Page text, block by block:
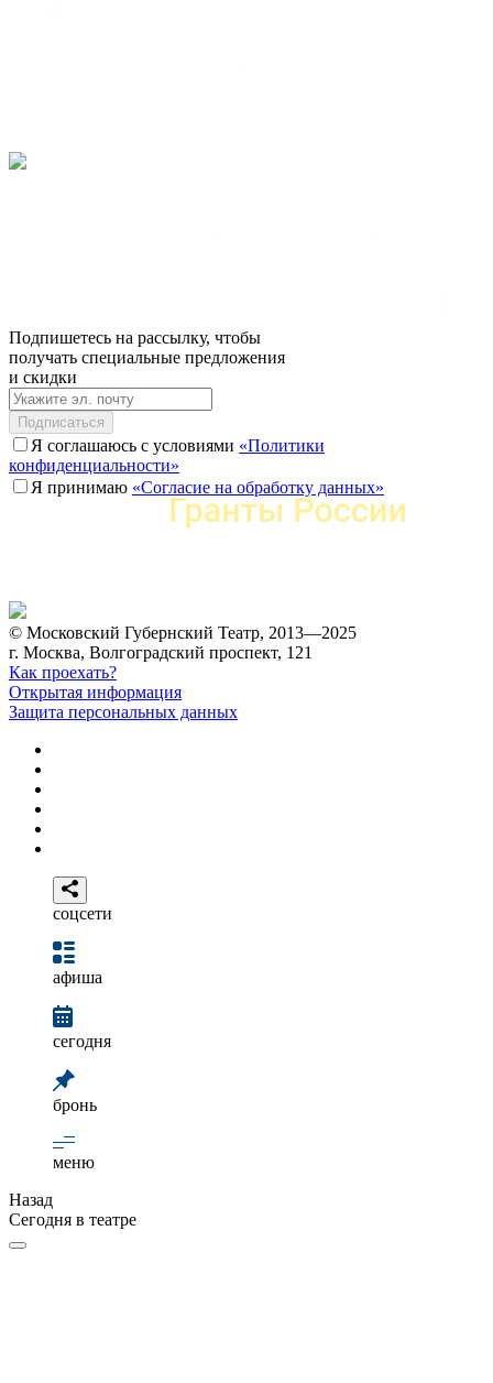
Подпишетесь на рассылку, чтобы
получать специальные предложения
и скидки
Подписаться
Я соглашаюсь с условиями «Политики
конфиденциальности»
Я принимаю «Согласие на обработку данных»
© Московский Губернский Театр, 2013—2025
г. Москва, Волгоградский проспект, 121
Как проехать?
Открытая информация
Защита персональных данных
соцсети
афиша
сегодня
бронь
меню
Назад
Сегодня в театре